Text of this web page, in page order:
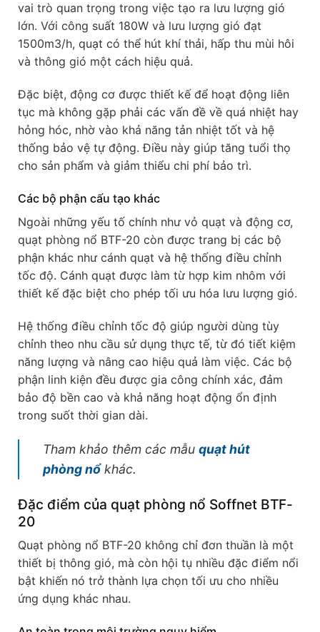
vai trò quan trọng trong việc tạo ra lưu lượng gió
lớn. Với công suất 180W và lưu lượng gió đạt
1500m3/h, quạt có thể hút khí thải, hấp thu mùi hôi
và thông gió một cách hiệu quả.
Đặc biệt, động cơ được thiết kế để hoạt động liên
tục mà không gặp phải các vấn đề về quá nhiệt hay
hỏng hóc, nhờ vào khả năng tản nhiệt tốt và hệ
thống bảo vệ tự động. Điều này giúp tăng tuổi thọ
cho sản phẩm và giảm thiểu chi phí bảo trì.
Các bộ phận cấu tạo khác
Ngoài những yếu tố chính như vỏ quạt và động cơ,
quạt phòng nổ BTF-20 còn được trang bị các bộ
phận khác như cánh quạt và hệ thống điều chỉnh
tốc độ. Cánh quạt được làm từ hợp kim nhôm với
thiết kế đặc biệt cho phép tối ưu hóa lưu lượng gió.
Hệ thống điều chỉnh tốc độ giúp người dùng tùy
chỉnh theo nhu cầu sử dụng thực tế, từ đó tiết kiệm
năng lượng và nâng cao hiệu quả làm việc. Các bộ
phận linh kiện đều được gia công chính xác, đảm
bảo độ bền cao và khả năng hoạt động ổn định
trong suốt thời gian dài.
Tham khảo thêm các mẫu quạt hút
phòng nổkhác.
Đặc điểm của quạt phòng nổ Soffnet BTF-
20
Quạt phòng nổ BTF-20 không chỉ đơn thuần là một
thiết bị thông gió, mà còn hội tụ nhiều đặc điểm nổi
bật khiến nó trở thành lựa chọn tối ưu cho nhiều
ứng dụng khác nhau.